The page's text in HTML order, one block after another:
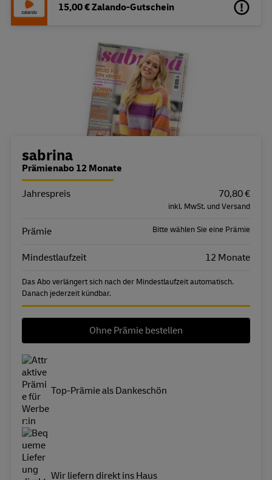
15,00 € Zalando-Gutschein
Bestellübersicht
sabrina
Prämienabo 12 Monate
Eigenschaft
Jahrespreis 70,80 €
inkl. MwSt. und Versand
Prämie Bitte wählen Sie eine Prämie
Mindestlaufzeit 12 Monate
Das Abo verlängert sich nach der Mindestlaufzeit automatisch.
Danach jederzeit kündbar.
Ohne Prämie bestellen
Top-Prämie als Dankeschön
Wir liefern direkt ins Haus